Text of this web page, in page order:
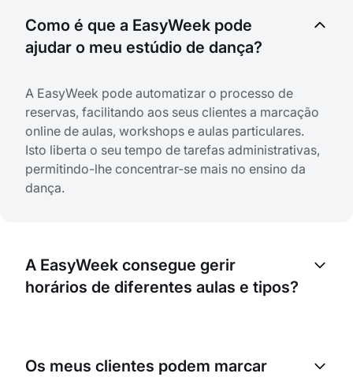
Como é que a EasyWeek pode
ajudar o meu estúdio de dança?
A EasyWeek pode automatizar o processo de
reservas, facilitando aos seus clientes a marcação
online de aulas, workshops e aulas particulares.
Isto liberta o seu tempo de tarefas administrativas,
permitindo-lhe concentrar-se mais no ensino da
dança.
A EasyWeek consegue gerir
horários de diferentes aulas e tipos?
ofereça diferentes estilos de aulas de dança, quer
Os meus clientes podem marcar